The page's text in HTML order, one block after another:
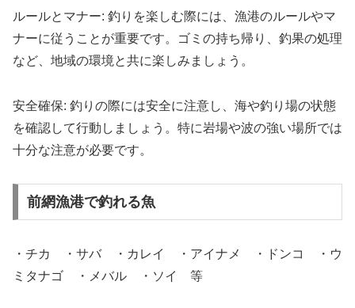
ルールとマナー: 釣りを楽しむ際には、漁港のルールやマ
ナーに従うことが重要です。ゴミの持ち帰り、釣果の処理
など、地域の環境と共に楽しみましょう。
安全確保: 釣りの際には安全に注意し、海や釣り場の状態
を確認して行動しましょう。特に岩場や波の強い場所では
十分な注意が必要です。
前網漁港で釣れる魚
・チカ ・サバ ・カレイ ・アイナメ ・ドンコ ・ウ
ミタナゴ ・メバル ・ソイ 等